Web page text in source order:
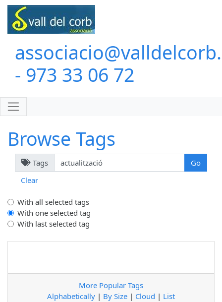
- 973 33 06 72
Browse Tags
Tags
Clear
With all selected tags
With one selected tag
With last selected tag
More Popular Tags
Alphabetically | By Size | Cloud | List